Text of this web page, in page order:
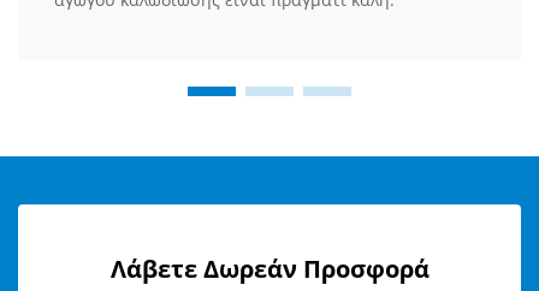
Λάβετε Δωρεάν Προσφορά